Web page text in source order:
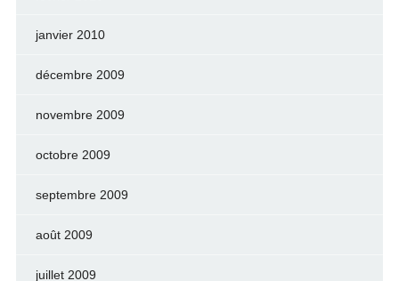
janvier 2010
décembre 2009
novembre 2009
octobre 2009
septembre 2009
août 2009
juillet 2009